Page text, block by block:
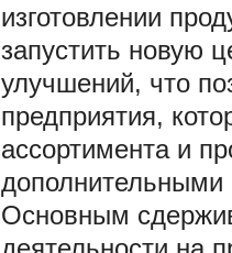
изготовлении
запустить новую
улучшений, что
предприятия,
ассортимента и
Основным